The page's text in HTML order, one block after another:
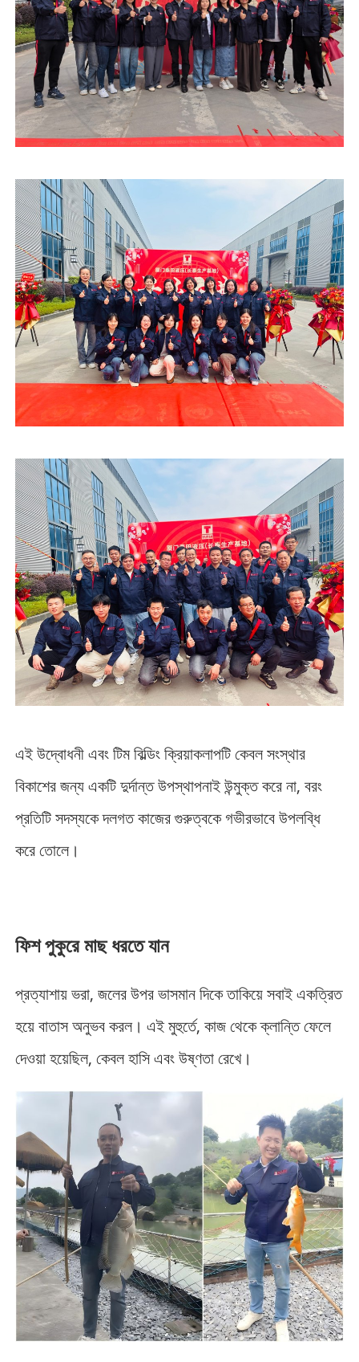
এই উদ্বোধনী এবং টিম বিল্ডিং ক্রিয়াকলাপটি কেবল সংস্থার
বিকাশের জন্য একটি দুর্দান্ত উপস্থাপনাই উন্মুক্ত করে না, বরং
প্রতিটি সদস্যকে দলগত কাজের গুরুত্বকে গভীরভাবে উপলব্ধি
করে তোলে।
ফিশ পুকুরে মাছ ধরতে যান
প্রত্যাশায় ভরা, জলের উপর ভাসমান দিকে তাকিয়ে সবাই একত্রিত
হয়ে বাতাস অনুভব করল। এই মুহুর্তে, কাজ থেকে ক্লান্তি ফেলে
দেওয়া হয়েছিল, কেবল হাসি এবং উষ্ণতা রেখে।